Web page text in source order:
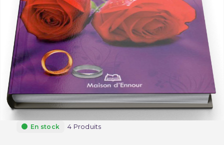
En stock 4 Produits